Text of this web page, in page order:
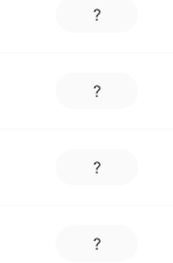
?
?
?
?